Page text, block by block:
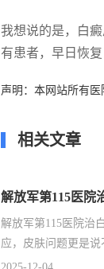
我想说的是，白
有患者，早日恢复
声明：本网站所有
相关文章
解放军第115医院
解放军第115医院治
应，皮肤问题更是